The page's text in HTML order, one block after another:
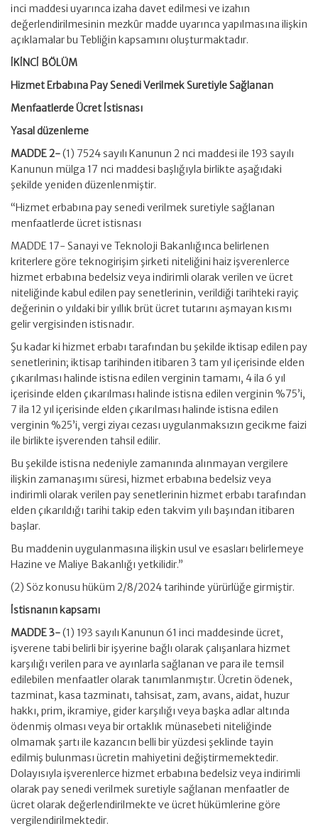
inci maddesi uyarınca izaha davet edilmesi ve izahın
değerlendirilmesinin mezkûr madde uyarınca yapılmasına ilişkin
açıklamalar bu Tebliğin kapsamını oluşturmaktadır.
İKİNCİ BÖLÜM
Hizmet Erbabına Pay Senedi Verilmek Suretiyle Sağlanan
Menfaatlerde Ücret İstisnası
Yasal düzenleme
MADDE 2-(1) 7524 sayılı Kanunun 2 nci maddesi ile 193 sayılı
Kanunun mülga 17 nci maddesi başlığıyla birlikte aşağıdaki
şekilde yeniden düzenlenmiştir.
“Hizmet erbabına pay senedi verilmek suretiyle sağlanan
menfaatlerde ücret istisnası
MADDE 17- Sanayi ve Teknoloji Bakanlığınca belirlenen
kriterlere göre teknogirişim şirketi niteliğini haiz işverenlerce
hizmet erbabına bedelsiz veya indirimli olarak verilen ve ücret
niteliğinde kabul edilen pay senetlerinin, verildiği tarihteki rayiç
değerinin o yıldaki bir yıllık brüt ücret tutarını aşmayan kısmı
gelir vergisinden istisnadır.
Şu kadar ki hizmet erbabı tarafından bu şekilde iktisap edilen pay
senetlerinin; iktisap tarihinden itibaren 3 tam yıl içerisinde elden
çıkarılması halinde istisna edilen verginin tamamı, 4 ila 6 yıl
içerisinde elden çıkarılması halinde istisna edilen verginin %75’i,
7 ila 12 yıl içerisinde elden çıkarılması halinde istisna edilen
verginin %25’i, vergi ziyaı cezası uygulanmaksızın gecikme faizi
ile birlikte işverenden tahsil edilir.
Bu şekilde istisna nedeniyle zamanında alınmayan vergilere
ilişkin zamanaşımı süresi, hizmet erbabına bedelsiz veya
indirimli olarak verilen pay senetlerinin hizmet erbabı tarafından
elden çıkarıldığı tarihi takip eden takvim yılı başından itibaren
başlar.
Bu maddenin uygulanmasına ilişkin usul ve esasları belirlemeye
Hazine ve Maliye Bakanlığı yetkilidir.”
(2) Söz konusu hüküm 2/8/2024 tarihinde yürürlüğe girmiştir.
İstisnanın kapsamı
MADDE 3-(1) 193 sayılı Kanunun 61 inci maddesinde ücret,
işverene tabi belirli bir işyerine bağlı olarak çalışanlara hizmet
karşılığı verilen para ve ayınlarla sağlanan ve para ile temsil
edilebilen menfaatler olarak tanımlanmıştır. Ücretin ödenek,
tazminat, kasa tazminatı, tahsisat, zam, avans, aidat, huzur
hakkı, prim, ikramiye, gider karşılığı veya başka adlar altında
ödenmiş olması veya bir ortaklık münasebeti niteliğinde
olmamak şartı ile kazancın belli bir yüzdesi şeklinde tayin
edilmiş bulunması ücretin mahiyetini değiştirmemektedir.
Dolayısıyla işverenlerce hizmet erbabına bedelsiz veya indirimli
olarak pay senedi verilmek suretiyle sağlanan menfaatler de
ücret olarak değerlendirilmekte ve ücret hükümlerine göre
vergilendirilmektedir.